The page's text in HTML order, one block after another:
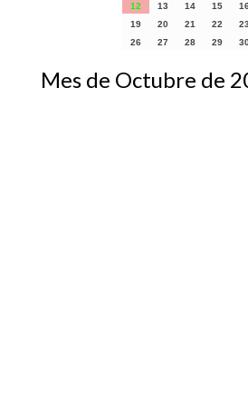
12
13 14 15
19
20 21 22 23
26
27 28 29
Mes de Octubre de